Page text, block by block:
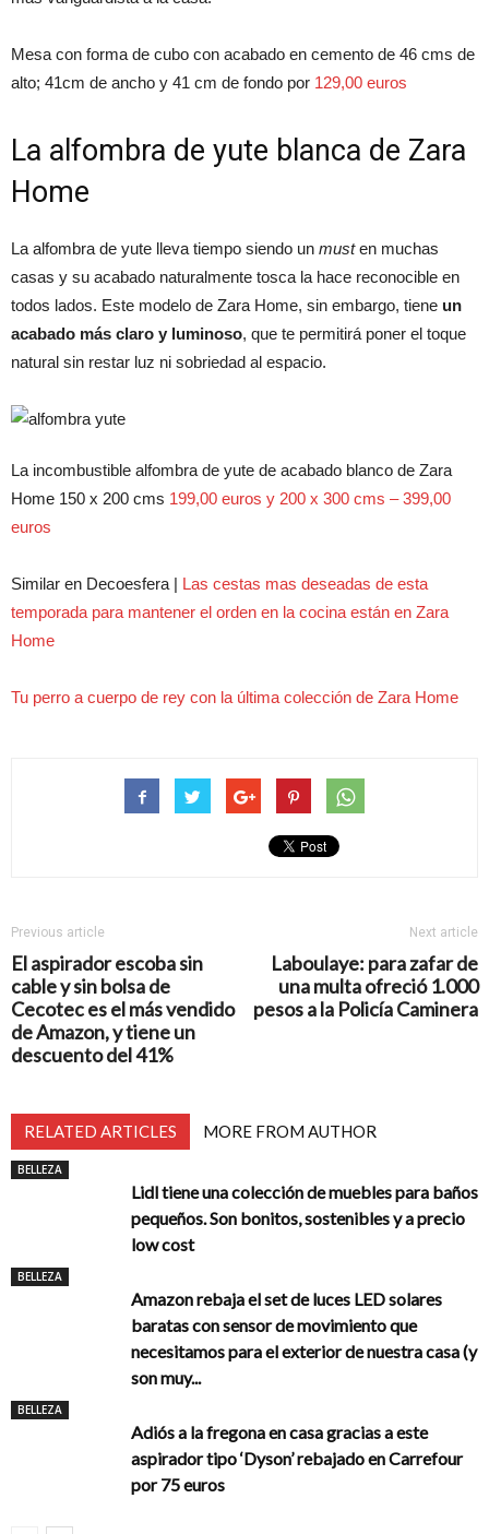
Mesa con forma de cubo con acabado en cemento de 46 cms de
alto; 41cm de ancho y 41 cm de fondo por 129,00 euros
La alfombra de yute blanca de Zara
Home
La alfombra de yute lleva tiempo siendo un musten muchas
casas y su acabado naturalmente tosca la hace reconocible en
todos lados. Este modelo de Zara Home, sin embargo, tiene un
acabado más claro y luminoso, que te permitirá poner el toque
natural sin restar luz ni sobriedad al espacio.
La incombustible alfombra de yute de acabado blanco de Zara
Home 150 x 200 cms 199,00 euros y 200 x 300 cms – 399,00
euros
Similar en Decoesfera | Las cestas mas deseadas de esta
temporada para mantener el orden en la cocina están en Zara
Home
Tu perro a cuerpo de rey con la última colección de Zara Home
Previous article
El aspirador escoba sin
cable y sin bolsa de
Cecotec es el más vendido
de Amazon, y tiene un
descuento del 41%
Next article
Laboulaye: para zafar de
una multa ofreció 1.000
pesos a la Policía Caminera
RELATED ARTICLES MORE FROM AUTHOR
BELLEZA
Lidl tiene una colección de muebles para baños
pequeños. Son bonitos, sostenibles y a precio
low cost
BELLEZA
Amazon rebaja el set de luces LED solares
baratas con sensor de movimiento que
necesitamos para el exterior de nuestra casa (y
son muy...
BELLEZA
Adiós a la fregona en casa gracias a este
aspirador tipo ‘Dyson’ rebajado en Carrefour
por 75 euros